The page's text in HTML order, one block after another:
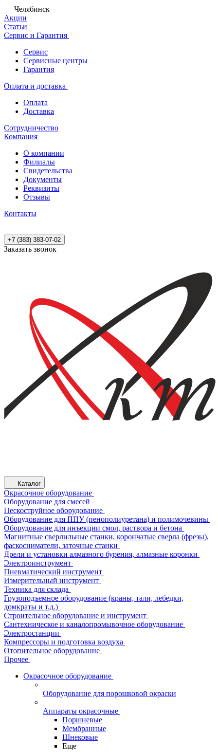
Челябинск
Акции
Статьи
Сервис и Гарантия
Сервис
Сервисные центры
Гарантия
Оплата и доставка
Оплата
Доставка
Сотрудничество
Компания
О компании
Филиалы
Свидетельства
Документы
Реквизиты
Отзывы
Контакты
+7 (383) 383-07-02
Заказать звонок
Каталог
Окрасочное оборудование
Оборудование для смесей
Пескоструйное оборудование
Оборудование для ППУ (пенополиуретана) и полимочевины
Оборудование для инъекции смол, раствора и бетона
Магнитные сверлильные станки, корончатые сверла (фрезы),
фаскосниматели, заточные станки
Дрели и установки алмазного бурения, алмазные коронки
Электроинструмент
Пневматический инструмент
Измерительный инструмент
Техника для склада
Грузоподъемное оборудование (краны, тали, лебедки,
домкраты и т.д.)
Строительное оборудование и инструмент
Сантехническое и каналопромывочное оборудование
Электростанции
Компрессоры и подготовка воздуха
Отопительное оборудование
Прочее
Окрасочное оборудование
Оборудование для порошковой окраски
Аппараты окрасочные
Поршневые
Мембранные
Шнековые
Еще